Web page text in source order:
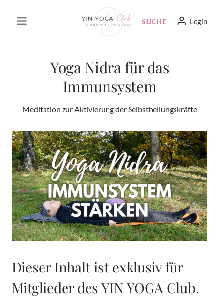
Inhalt
SUCHE Login
Yoga Nidra für das
Immunsystem
Meditation zur Aktivierung der Selbstheilungskräfte
Dieser Inhalt ist exklusiv für
Mitglieder des YIN YOGA Club.